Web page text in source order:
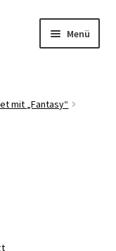
Menü
mit „Fantasy“
Nach